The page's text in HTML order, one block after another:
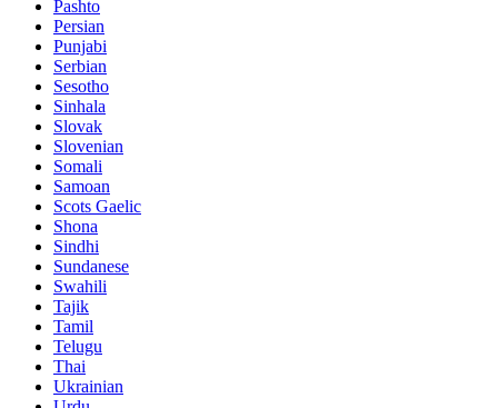
Pashto
Persian
Punjabi
Serbian
Sesotho
Sinhala
Slovak
Slovenian
Somali
Samoan
Scots Gaelic
Shona
Sindhi
Sundanese
Swahili
Tajik
Tamil
Telugu
Thai
Ukrainian